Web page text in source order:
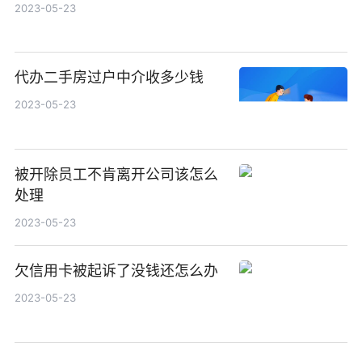
2023-05-23
代办二手房过户中介收多少钱
2023-05-23
被开除员工不肯离开公司该怎么
处理
2023-05-23
欠信用卡被起诉了没钱还怎么办
2023-05-23